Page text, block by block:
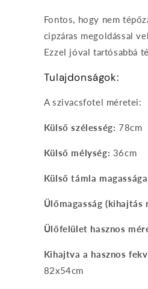
Fontos, hogy nem
cipzáras megoldással
Ezzel jóval tartósabbá
Tulajdonságok:
A szivacsfotel méretei:
Külső szélesség: 78cm
Külső mélység: 36cm
Külső támla
Ülőmagasság (kihajtás
Ülőfelület hasznos
Kihajtva a hasznos
82x54cm